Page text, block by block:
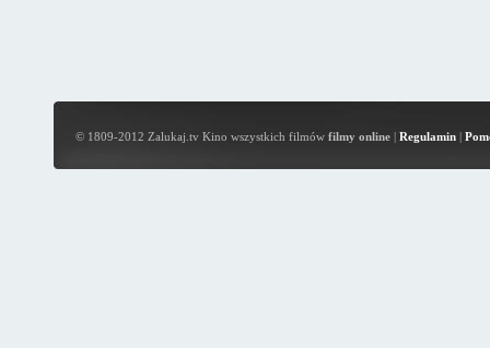
© 1809-2012 Zalukaj.tv Kino wszystkich filmów filmy online| Regulamin|